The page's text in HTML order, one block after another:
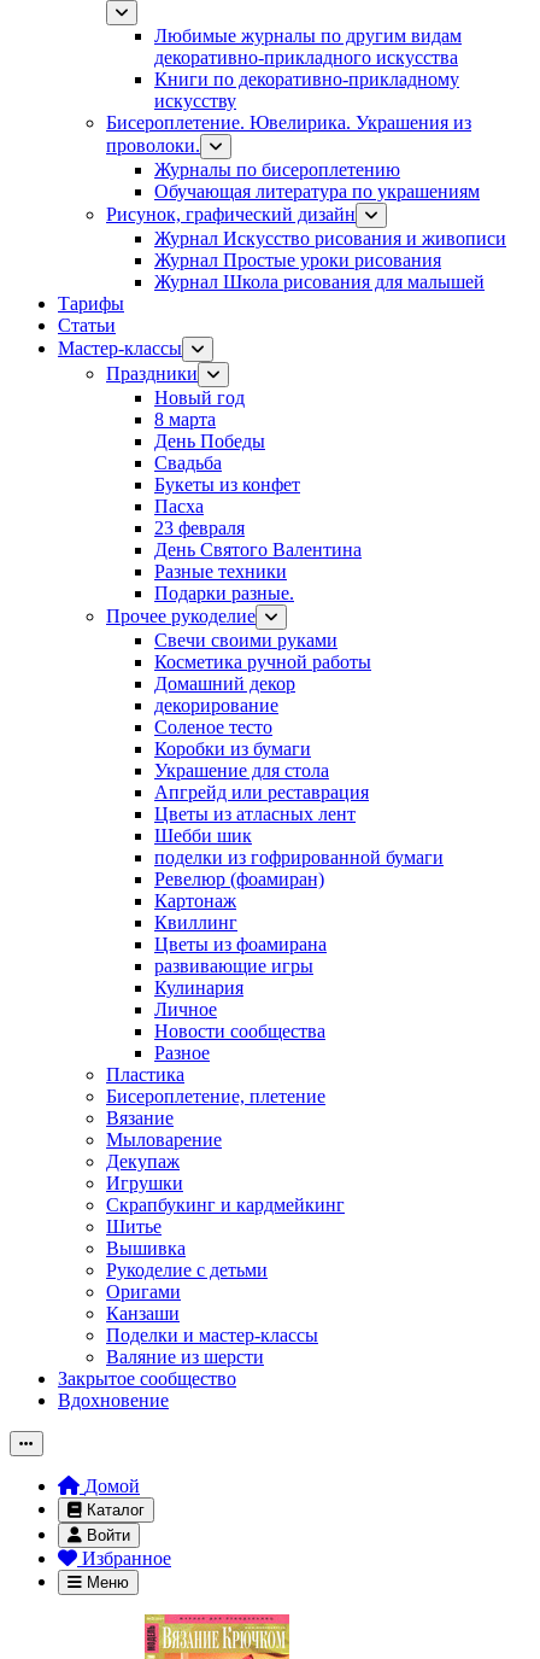
Любимые журналы по другим видам
декоративно-прикладного искусства
Книги по декоративно-прикладному
искусству
Бисероплетение. Ювелирика. Украшения из
проволоки.
Журналы по бисероплетению
Обучающая литература по украшениям
Рисунок, графический дизайн
Журнал Искусство рисования и живописи
Журнал Простые уроки рисования
Журнал Школа рисования для малышей
Тарифы
Статьи
Мастер-классы
Праздники
Новый год
8 марта
День Победы
Свадьба
Букеты из конфет
Пасха
23 февраля
День Святого Валентина
Разные техники
Подарки разные.
Прочее рукоделие
Свечи своими руками
Косметика ручной работы
Домашний декор
декорирование
Соленое тесто
Коробки из бумаги
Украшение для стола
Апгрейд или реставрация
Цветы из атласных лент
Шебби шик
поделки из гофрированной бумаги
Ревелюр (фоамиран)
Картонаж
Квиллинг
Цветы из фоамирана
развивающие игры
Кулинария
Личное
Новости сообщества
Разное
Пластика
Бисероплетение, плетение
Вязание
Мыловарение
Декупаж
Игрушки
Скрапбукинг и кардмейкинг
Шитье
Вышивка
Рукоделие с детьми
Оригами
Канзаши
Поделки и мастер-классы
Валяние из шерсти
Закрытое сообщество
Вдохновение
Домой
Каталог
Войти
Избранное
Меню